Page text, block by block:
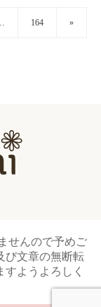
164 »
せんので予めご
び文章の無断転
ようよろしく